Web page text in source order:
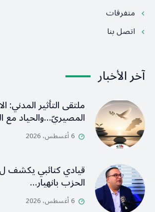
متفرقات
اتصل بنا
آخر الأخبار
ملتقى التأثير المدني:
المصيريّ…والحياد مع
6 أغسطس، 2026
الحزب بانهيار…
6 أغسطس، 2026